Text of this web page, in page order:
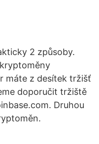
2 způsoby.
máte z desítek tržišť
doporučit tržiště
Druhou